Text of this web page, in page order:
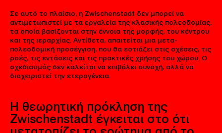
Σε αυτό το πλαίσιο, η Zwischenstadt δεν μπορεί να
αντιμετωπιστεί με τα εργαλεία της κλασικής πολεοδομίας,
τα οποία βασίζονται στην έννοια της μορφής, του κέντρου
και της ιεραρχίας. Αντίθετα, απαιτείται μια μετα-
πολεοδομική προσέγγιση, που θα εστιάζει στις σχέσεις, τις
ροές, τις εντάσεις και τις πρακτικές χρήσης του χώρου. Ο
σχεδιασμός δεν καλείται να επιβάλει συνοχή, αλλά να
διαχειριστεί την ετερογένεια.
Η θεωρητική πρόκληση της
Zwischenstadt έγκειται στο ότι
μετατοπίζει το ερώτημα από το